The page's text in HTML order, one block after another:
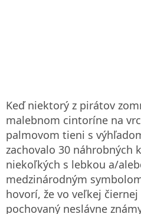
Keď niektorý z pirátov
malebnom cintoríne na
palmovom tieni s
zachovalo 30 náhrobných
niekoľkých s lebkou a/
medzinárodným
hovorí, že vo veľkej
pochovaný neslávne